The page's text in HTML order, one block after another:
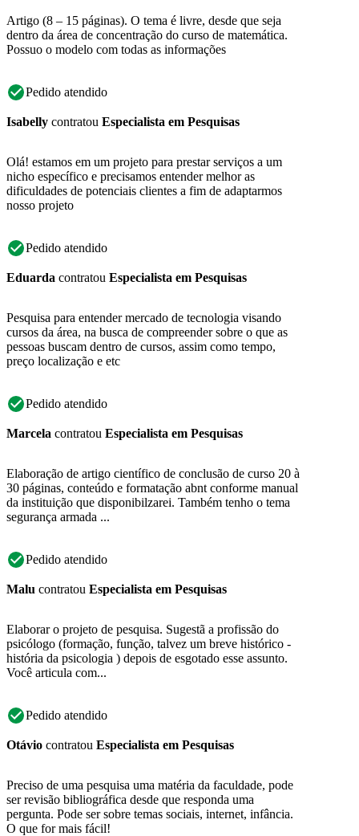
Artigo (8 – 15 páginas). O tema é livre, desde que seja
dentro da área de concentração do curso de matemática.
Possuo o modelo com todas as informações
Pedido atendido
Isabelly contratou Especialista em Pesquisas
Olá! estamos em um projeto para prestar serviços a um
nicho específico e precisamos entender melhor as
dificuldades de potenciais clientes a fim de adaptarmos
nosso projeto
Pedido atendido
Eduarda contratou Especialista em Pesquisas
Pesquisa para entender mercado de tecnologia visando
cursos da área, na busca de compreender sobre o que as
pessoas buscam dentro de cursos, assim como tempo,
preço localização e etc
Pedido atendido
Marcela contratou Especialista em Pesquisas
Elaboração de artigo científico de conclusão de curso 20 à
30 páginas, conteúdo e formatação abnt conforme manual
da instituição que disponibilzarei. Também tenho o tema
segurança armada ...
Pedido atendido
Malu contratou Especialista em Pesquisas
Elaborar o projeto de pesquisa. Sugestã a profissão do
psicólogo (formação, função, talvez um breve histórico -
história da psicologia ) depois de esgotado esse assunto.
Você articula com...
Pedido atendido
Otávio contratou Especialista em Pesquisas
Preciso de uma pesquisa uma matéria da faculdade, pode
ser revisão bibliográfica desde que responda uma
pergunta. Pode ser sobre temas sociais, internet, infância.
O que for mais fácil!